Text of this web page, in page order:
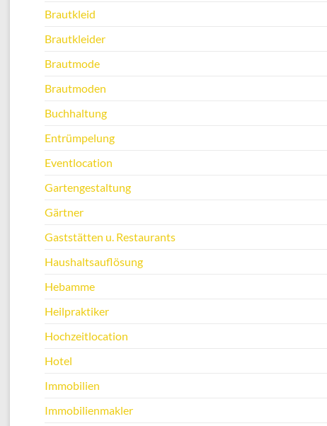
Brautkleid
Brautkleider
Brautmode
Brautmoden
Buchhaltung
Entrümpelung
Eventlocation
Gartengestaltung
Gärtner
Gaststätten u. Restaurants
Haushaltsauflösung
Hebamme
Heilpraktiker
Hochzeitlocation
Hotel
Immobilien
Immobilienmakler